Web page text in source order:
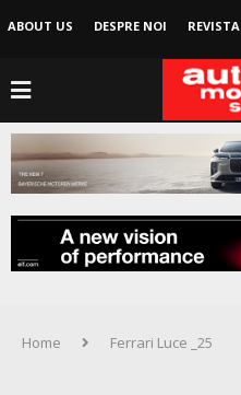
ABOUT US DESPRE NOI REVISTA
Home Ferrari Luce _25